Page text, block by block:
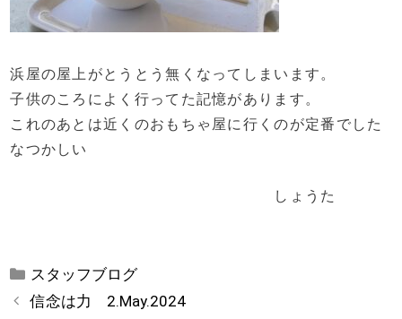
浜屋の屋上がとうとう無くなってしまいます。
子供のころによく行ってた記憶があります。
これのあとは近くのおもちゃ屋に行くのが定番でした
なつかしい
しょうた
カ
テ
スタッフブログ
信念は力 2.May.2024